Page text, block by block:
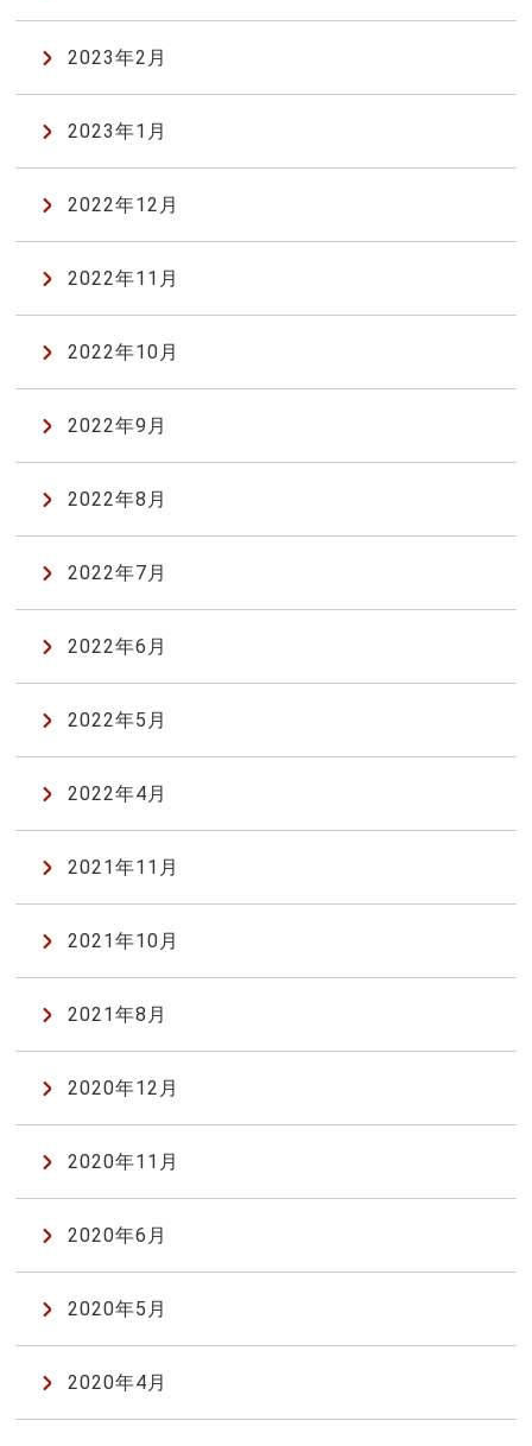
2023年2月
2023年1月
2022年12月
2022年11月
2022年10月
2022年9月
2022年8月
2022年7月
2022年6月
2022年5月
2022年4月
2021年11月
2021年10月
2021年8月
2020年12月
2020年11月
2020年6月
2020年5月
2020年4月